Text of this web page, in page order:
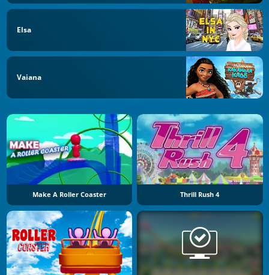
Elsa
Vaiana
Make A Roller Coaster Thrill Rush 4